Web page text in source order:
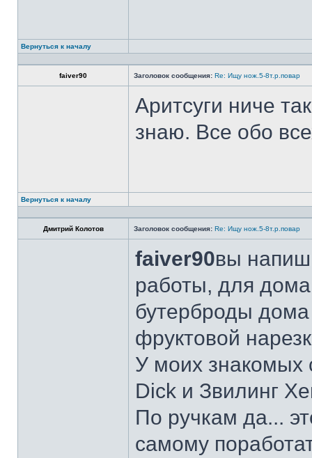
Вернуться к началу
faiver90 Заголовок сообщения: Re: Ищу нож.5-8т.р.повар
Аритсуги ниче
знаю. Все обо
Вернуться к началу
Дмитрий Колотов Заголовок сообщения: Re: Ищу нож.5-8т.р.повар
faiver90вы
работы, для
бутерброды дома
фруктовой
У моих знакомых
Dick и Звилинг
По ручкам да...
самому